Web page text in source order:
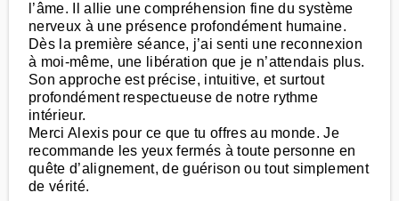
l’âme. Il allie une compréhension fine du système
nerveux à une présence profondément humaine.
Dès la première séance, j’ai senti une reconnexion
à moi-même, une libération que je n’attendais plus.
Son approche est précise, intuitive, et surtout
profondément respectueuse de notre rythme
intérieur.
Merci Alexis pour ce que tu offres au monde. Je
recommande les yeux fermés à toute personne en
quête d’alignement, de guérison ou tout simplement
de vérité.